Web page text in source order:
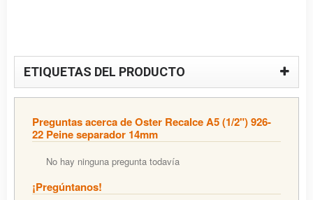
ETIQUETAS DEL PRODUCTO
Preguntas acerca de Oster Recalce A5 (1/2") 926-
22 Peine separador 14mm
No hay ninguna pregunta todavía
¡Pregúntanos!